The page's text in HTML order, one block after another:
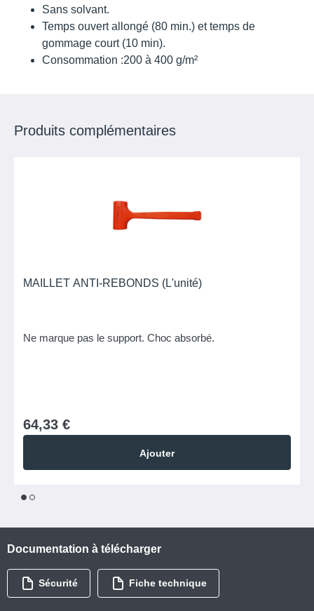
Sans solvant.
Temps ouvert allongé (80 min.) et temps de
gommage court (10 min).
Consommation :200 à 400 g/m²
Produits complémentaires
MAILLET ANTI-REBONDS (L'unité)
Ne marque pas le support. Choc absorbé.
64,33 €
Ajouter
1
Documentation à télécharger
Sécurité Fiche technique